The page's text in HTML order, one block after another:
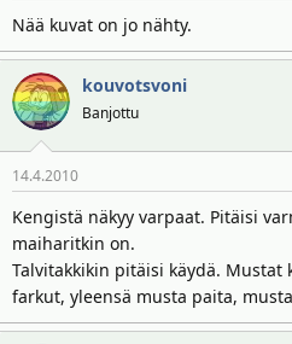
j
a
Nää kuvat on jo nähty.
kouvotsvoni
Banjottu
14.4.2010
Kengistä näkyy varpaat. Pitäisi
maiharitkin on.
Talvitakkikin pitäisi käydä.
farkut, yleensä musta paita,